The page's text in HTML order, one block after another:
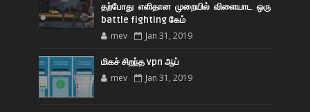
தற்போது எளிதான முறையில் விளையாட ஒரு
battle fighting கேம்
mev Jan 31, 2019
மிகச் சிறந்த vpn ஆப்
mev Jan 31, 2019